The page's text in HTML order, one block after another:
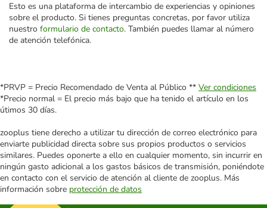
Esto es una plataforma de intercambio de experiencias y opiniones
sobre el producto. Si tienes preguntas concretas, por favor utiliza
nuestro formulario de contacto. También puedes llamar al número
de atención telefónica.
*PRVP = Precio Recomendado de Venta al Público ** Ver condiciones
*Precio normal = El precio más bajo que ha tenido el artículo en los
útimos 30 días.
zooplus tiene derecho a utilizar tu dirección de correo electrónico para
enviarte publicidad directa sobre sus propios productos o servicios
similares. Puedes oponerte a ello en cualquier momento, sin incurrir en
ningún gasto adicional a los gastos básicos de transmisión, poniéndote
en contacto con el servicio de atención al cliente de zooplus. Más
información sobre protección de datos